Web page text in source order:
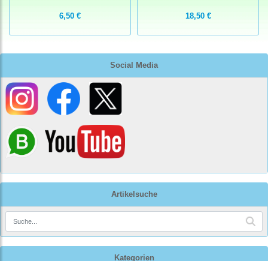
Social Media
Artikelsuche
Kategorien
6,50 € 18,50 €